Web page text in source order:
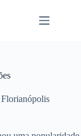
Florianópolis